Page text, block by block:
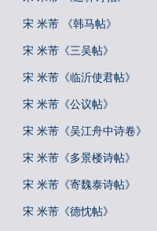
宋 米芾 《韩马帖》
宋 米芾《三吴帖》
宋 米芾《临沂使君帖》
宋 米芾《公议帖》
宋 米芾《吴江舟中诗卷》
宋 米芾《多景楼诗帖》
宋 米芾《寄魏泰诗帖》
宋 米芾《德忱帖》